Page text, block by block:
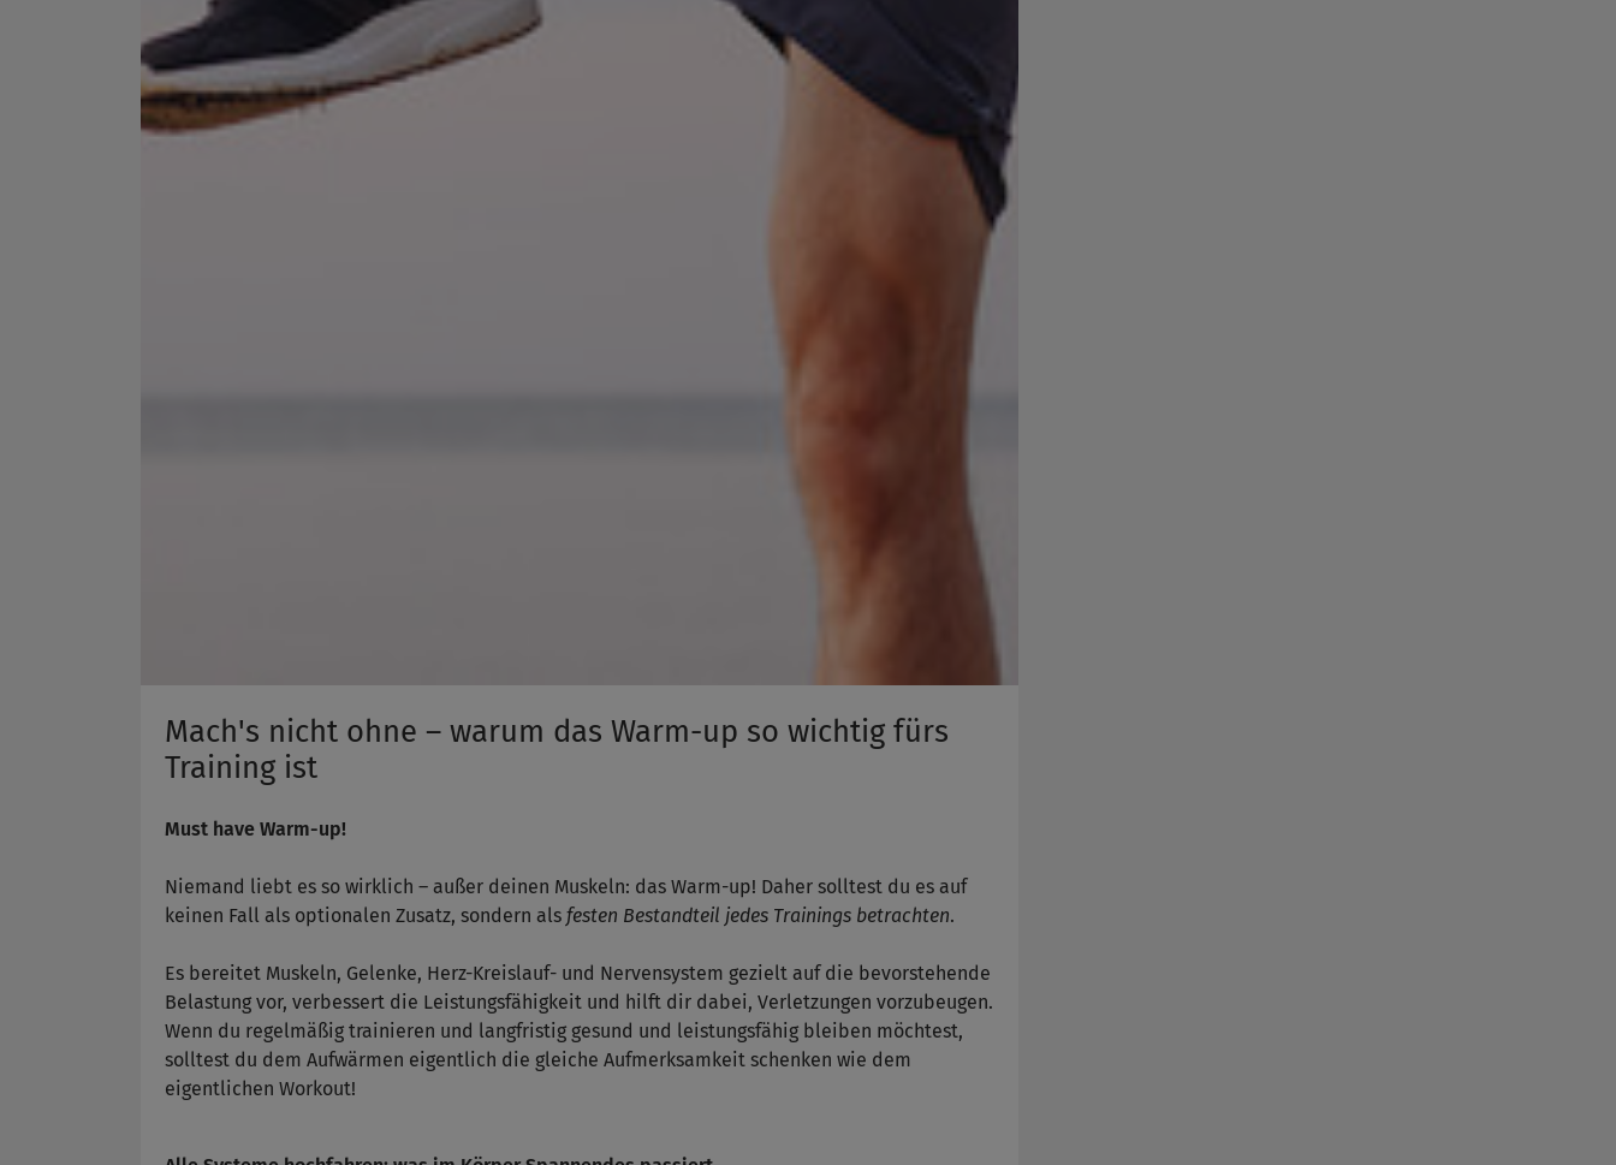
Mach's nicht ohne – warum das Warm-up so wichtig fürs
Training ist
Must have Warm-up!
Niemand liebt es so wirklich – außer deinen Muskeln: das Warm-up! Daher solltest du es auf
keinen Fall als optionalen Zusatz, sondern als festen Bestandteil jedes Trainings betrachten.
Es bereitet Muskeln, Gelenke, Herz-Kreislauf- und Nervensystem gezielt auf die bevorstehende
Belastung vor, verbessert die Leistungsfähigkeit und hilft dir dabei, Verletzungen vorzubeugen.
Wenn du regelmäßig trainieren und langfristig gesund und leistungsfähig bleiben möchtest,
solltest du dem Aufwärmen eigentlich die gleiche Aufmerksamkeit schenken wie dem
eigentlichen Workout!